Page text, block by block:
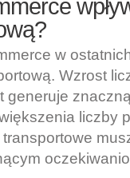
w
Wzrost
generuje
liczby